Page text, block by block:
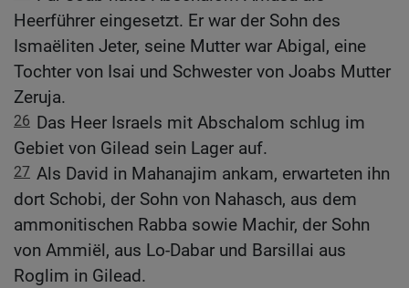
Heerführer eingesetzt. Er war der Sohn des
Ismaëliten Jeter, seine Mutter war Abigal, eine
Tochter von Isai und Schwester von Joabs Mutter
Zeruja.
26 Das Heer Israels mit Abschalom schlug im
Gebiet von Gilead sein Lager auf.
27 Als David in Mahanajim ankam, erwarteten ihn
dort Schobi, der Sohn von Nahasch, aus dem
ammonitischen Rabba sowie Machir, der Sohn
von Ammiël, aus Lo-Dabar und Barsillai aus
Roglim in Gilead.